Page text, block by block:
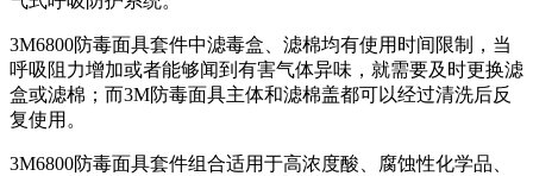
3M6800防毒面具套件中滤毒盒、滤棉均有使用时间限制，当
呼吸阻力增加或者能够闻到有害气体异味，就需要及时更换滤
盒或滤棉；而3M防毒面具主体和滤棉盖都可以经过清洗后反
复使用。
3M6800防毒面具套件组合适用于高浓度酸、腐蚀性化学品、